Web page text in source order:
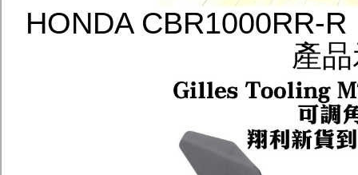
HONDA CBR1000RR-
產